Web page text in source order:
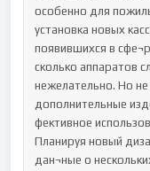
особенно для
установка новых
появившихся в
сколько аппаратов
нежелательно. Но
дополнительные
фективное
Планируя новый
дан¬ные о